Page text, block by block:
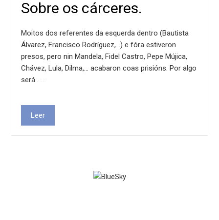
Sobre os cárceres.
Moitos dos referentes da esquerda dentro (Bautista
Álvarez, Francisco Rodríguez,...) e fóra estiveron
presos, pero nin Mandela, Fidel Castro, Pepe Mújica,
Chávez, Lula, Dilma,... acabaron coas prisións. Por algo
será...…
Leer